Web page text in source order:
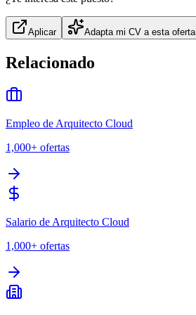
Aplicar Adapta mi CV a esta oferta
Relacionado
Empleo de Arquitecto Cloud
1,000+ ofertas
Salario de Arquitecto Cloud
1,000+ ofertas